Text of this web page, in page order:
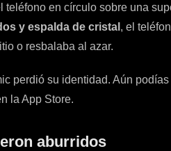
teléfono en círculo sobre una
y espalda de cristal , el
o resbalaba al azar.
perdió su identidad. Aún
la App Store.
aburridos